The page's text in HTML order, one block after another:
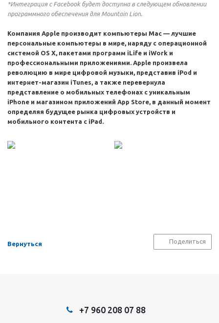
*Интеграция с Facebook будет доступна в следующем обновлении
программного обеспечения для Mountain Lion.
Компания Apple производит компьютеры Mac — лучшие
персональные компьютеры в мире, наряду с операционной
системой OS X, пакетами программ iLife и iWork и
профессиональными приложениями. Apple произвела
революцию в мире цифровой музыки, представив iPod и
интернет-магазин iTunes, а также перевернула
представление о мобильных телефонах с уникальным
iPhone и магазином приложений App Store, в данный момент
определяя будущее рынка цифровых устройств и
мобильного контента с iPad.
Вернуться Поделиться
+7 960 208 07 88